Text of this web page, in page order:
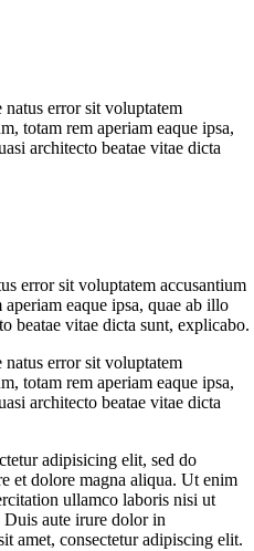
natus error sit voluptatem
totam rem aperiam eaque ipsa,
architecto beatae vitae dicta
error sit voluptatem accusantium
eaque ipsa, quae ab illo
beatae vitae dicta sunt, explicabo.
natus error sit voluptatem
totam rem aperiam eaque ipsa,
architecto beatae vitae dicta
adipisicing elit, sed do
et dolore magna aliqua. Ut enim
ullamco laboris nisi ut
aute irure dolor in
amet, consectetur adipiscing elit.